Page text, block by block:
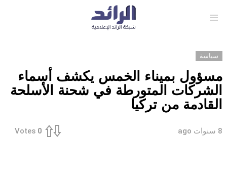
سياسة
مسؤول بميناء الخمس يكشف أسماء
الشركات المتورطة في شحنة الأسلحة
القادمة من تركيا
8 سنوات ago 0
Votes